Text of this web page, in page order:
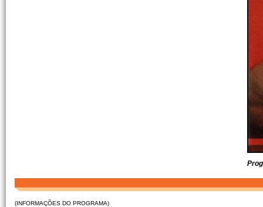
(INFORMAÇÕES DO PROGRAMA)